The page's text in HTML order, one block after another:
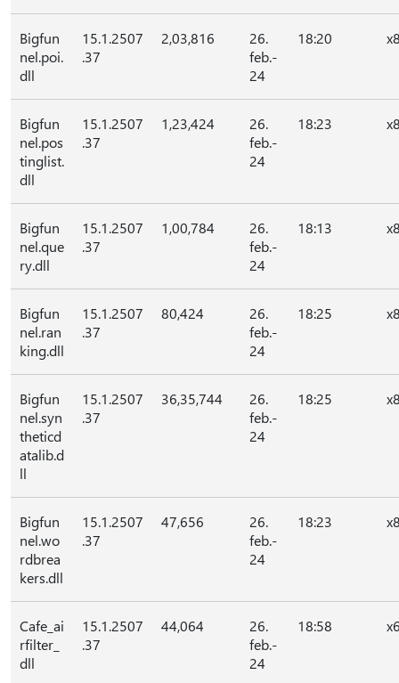
Bigfun
nel.poi.
dll
15.1.2507
.37
2,03,816
26.
feb.-
24
18:20
Bigfun
nel.pos
tinglist.
dll
15.1.2507
.37
1,23,424
26.
feb.-
24
18:23
Bigfun
nel.que
ry.dll
15.1.2507
.37
1,00,784
26.
feb.-
24
18:13
Bigfun
nel.ran
king.dll
15.1.2507
.37
80,424
26.
feb.-
24
18:25
Bigfun
nel.syn
theticd
atalib.d
ll
15.1.2507
.37
36,35,744
26.
feb.-
24
18:25
Bigfun
nel.wo
rdbrea
kers.dll
15.1.2507
.37
47,656
26.
feb.-
24
18:23
Cafe_ai
rfilter_
dll
15.1.2507
.37
44,064
26.
feb.-
24
18:58